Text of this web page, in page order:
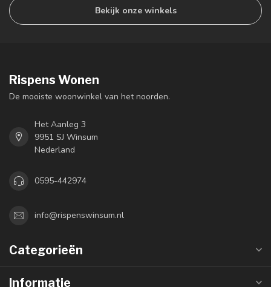
Bekijk onze winkels
Rispens Wonen
De mooiste woonwinkel van het noorden.
Het Aanleg 3
9951 SJ Winsum
Nederland
0595-442974
info@rispenswinsum.nl
Categorieën
Informatie